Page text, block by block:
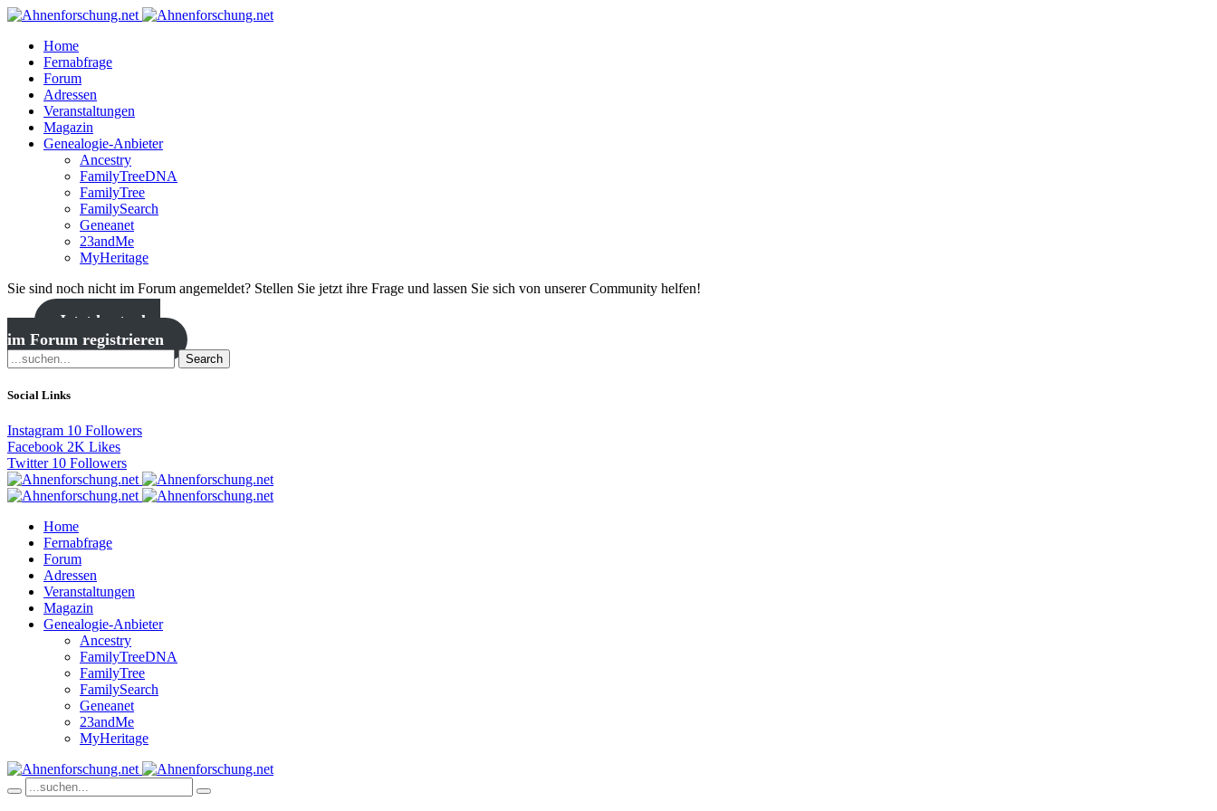
Home
Fernabfrage
Forum
Adressen
Veranstaltungen
Magazin
Genealogie-Anbieter
Ancestry
FamilyTreeDNA
FamilyTree
FamilySearch
Geneanet
23andMe
MyHeritage
Sie sind noch nicht im Forum angemeldet? Stellen Sie jetzt ihre Frage und lassen Sie sich von unserer Community helfen!
Jetzt kostenlos
im Forum registrieren
Search
Social Links
Instagram 10 Followers
Facebook 2K Likes
Twitter 10 Followers
Home
Fernabfrage
Forum
Adressen
Veranstaltungen
Magazin
Genealogie-Anbieter
Ancestry
FamilyTreeDNA
FamilyTree
FamilySearch
Geneanet
23andMe
MyHeritage